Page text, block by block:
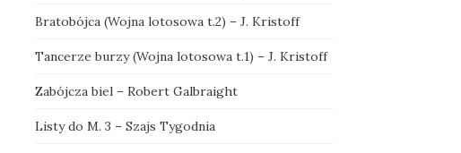
Bratobójca (Wojna lotosowa t.2) – J. Kristoff
Tancerze burzy (Wojna lotosowa t.1) – J. Kristoff
Zabójcza biel – Robert Galbraight
Listy do M. 3 – Szajs Tygodnia